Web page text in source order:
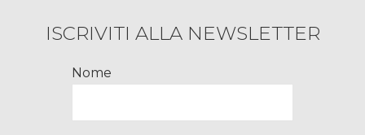
ISCRIVITI ALLA NEWSLETTER
Nome